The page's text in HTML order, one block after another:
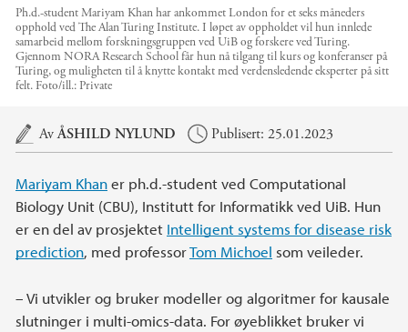
Ph.d.-student Mariyam Khan har ankommet London for et seks måneders
opphold ved The Alan Turing Institute. I løpet av oppholdet vil hun innlede
samarbeid mellom forskningsgruppen ved UiB og forskere ved Turing.
Gjennom NORA Research School får hun nå tilgang til kurs og konferanser på
Turing, og muligheten til å knytte kontakt med verdensledende eksperter på sitt
felt. Foto/ill.: Private
Hovedinnhold
AvÅSHILD NYLUND Publisert: 25.01.2023
Mariyam Khaner ph.d.-student ved Computational
Biology Unit (CBU), Institutt for Informatikk ved UiB. Hun
er en del av prosjektet Intelligent systems for disease risk
prediction, med professorTom Michoel som veileder.
– Vi utvikler og bruker modeller og algoritmer for kausale
slutninger i multi-omics-data. For øyeblikket bruker vi